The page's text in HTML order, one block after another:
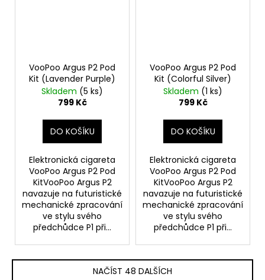
VooPoo Argus P2 Pod
Kit (Lavender Purple)
Skladem (5 ks)
799 Kč
DO KOŠÍKU
Elektronická cigareta
VooPoo Argus P2 Pod
KitVooPoo Argus P2
navazuje na futuristické
mechanické zpracování
ve stylu svého
předchůdce P1 při...
VooPoo Argus P2 Pod
Kit (Colorful Silver)
Skladem (1 ks)
799 Kč
DO KOŠÍKU
Elektronická cigareta
VooPoo Argus P2 Pod
KitVooPoo Argus P2
navazuje na futuristické
mechanické zpracování
ve stylu svého
předchůdce P1 při...
NAČÍST 48 DALŠÍCH